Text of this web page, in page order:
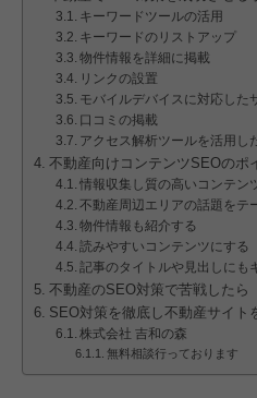
キーワードツールの活用
キーワードのリストアップ
物件情報を詳細に掲載
リンクの設置
モバイルデバイスに対応した
口コミの掲載
アクセス解析ツールを活用し
不動産向けコンテンツSEOのポ
情報収集し質の高いコンテン
不動産周辺エリアの話題をテ
物件情報も紹介する
読みやすいコンテンツにする
記事のタイトルや見出しにも
不動産のSEO対策で苦戦したら
SEO対策を徹底し不動産サイト
株式会社 吉和の森
無料相談行っております